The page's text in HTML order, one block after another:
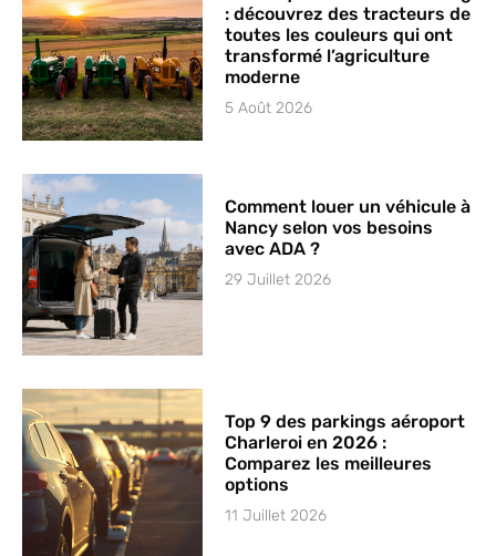
: découvrez des tracteurs de
toutes les couleurs qui ont
transformé l’agriculture
moderne
5 Août 2026
Comment louer un véhicule à
Nancy selon vos besoins
avec ADA ?
29 Juillet 2026
Top 9 des parkings aéroport
Charleroi en 2026 :
Comparez les meilleures
options
11 Juillet 2026